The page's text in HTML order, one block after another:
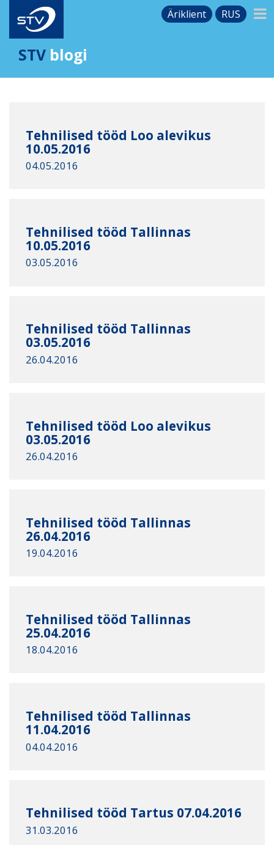
Äriklient RUS
STV blogi
Tehnilised tööd Loo alevikus
10.05.2016
04.05.2016
Tehnilised tööd Tallinnas
10.05.2016
03.05.2016
Tehnilised tööd Tallinnas
03.05.2016
26.04.2016
Tehnilised tööd Loo alevikus
03.05.2016
26.04.2016
Tehnilised tööd Tallinnas
26.04.2016
19.04.2016
Tehnilised tööd Tallinnas
25.04.2016
18.04.2016
Tehnilised tööd Tallinnas
11.04.2016
04.04.2016
Tehnilised tööd Tartus 07.04.2016
31.03.2016